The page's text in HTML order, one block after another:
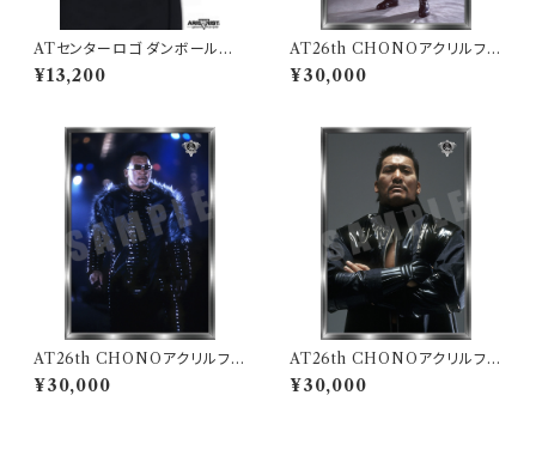
ATセンターロゴ ダンボールニッ
ト ジップアップパーカー
¥13,200
AT26th CHONOアクリルフォ
トコレクション「A」
¥30,000
AT26th CHONOアクリルフォ
トコレクション「B」
¥30,000
AT26th CHONOアクリルフォ
トコレクション「C」
¥30,000